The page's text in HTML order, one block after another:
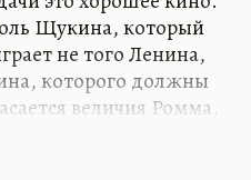
Щукина, который
не того Ленина,
которого должны
величия Ромма,
с Рязанцевой его